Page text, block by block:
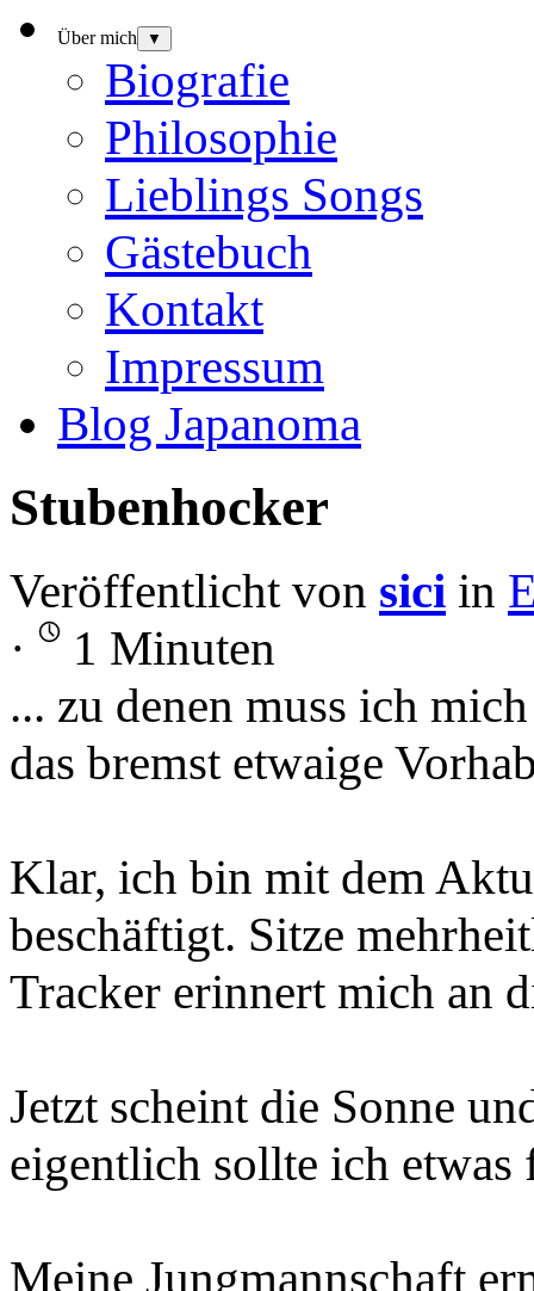
Über mich ▼
Biografie
Philosophie
Lieblings Songs
Gästebuch
Kontakt
Impressum
Blog Japanoma
Stubenhocker
Veröffentlicht von sici in
·
1 Minuten
... zu denen muss ich
das bremst etwaige
Klar, ich bin mit dem
beschäftigt. Sitze
Tracker erinnert mich an
Jetzt scheint die Sonne
eigentlich sollte ich
Meine Jungmannschaft